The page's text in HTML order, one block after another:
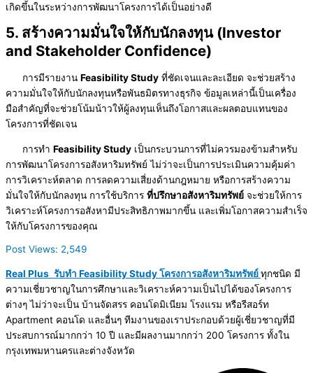
เกิดขึ้นในระหว่างการพัฒนาโครงการได้เป็นอย่างดี
5. สร้างความมั่นใจให้กับนักลงทุน (Investor
and Stakeholder Confidence)
การมีรายงาน Feasibility Study ที่ชัดเจนและละเอียด จะช่วยสร้าง
ความมั่นใจให้กับนักลงทุนหรือพันธมิตรทางธุรกิจ ข้อมูลเหล่านี้เป็นเครื่อง
มือสำคัญที่จะช่วยโน้มน้าวให้ผู้ลงทุนเห็นถึงโอกาสและผลตอบแทนของ
โครงการที่ชัดเจน
การทำ Feasibility Study เป็นกระบวนการที่ไม่ควรมองข้ามสำหรับ
การพัฒนาโครงการอสังหาริมทรัพย์ ไม่ว่าจะเป็นการประเมินความคุ้มค่า
การวิเคราะห์ตลาด การลดความเสี่ยงด้านกฎหมาย หรือการสร้างความ
มั่นใจให้กับนักลงทุน การใช้บริการ ที่ปรึกษาอสังหาริมทรัพย์ จะช่วยให้การ
วิเคราะห์โครงการอสังหามีประสิทธิภาพมากขึ้น และเพิ่มโอกาสความสำเร็จ
ให้กับโครงการของคุณ
Post Views: 2,549
Real Plus รับทำ Feasibility Study โครงการอสังหาริมทรัพย์ทุกชนิด มี
ความเชี่ยวชาญในการศึกษาและวิเคราะห์ความเป็นไปได้ของโครงการ
ต่างๆ ไม่ว่าจะเป็น บ้านจัดสรร คอนโดมิเนียม โรงแรม หรือรีสอร์ท
Apartment คอนโด และอื่นๆ ทีมงานของเราประกอบด้วยผู้เชี่ยวชาญที่มี
ประสบการณ์มากกว่า 10 ปี และมีผลงานมากกว่า 200 โครงการ ทั้งใน
กรุงเทพมหานครและต่างจังหวัด